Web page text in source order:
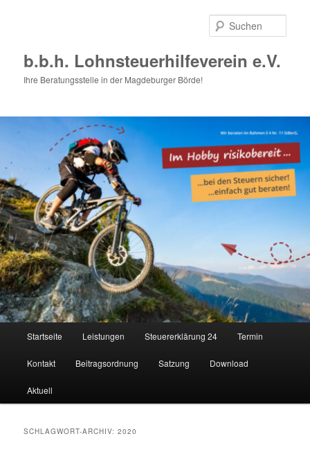
b.b.h. Lohnsteuerhilfeverein e.V.
Ihre Beratungsstelle in der Magdeburger Börde!
Startseite Leistungen Steuererklärung 24 Termin
Kontakt Beitragsordnung Satzung Download
Aktuell
SCHLAGWORT-ARCHIV:2020